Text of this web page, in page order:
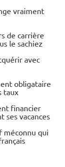
vraiment
de carrière
le sachiez
avec
obligataire
taux
financier
ses vacances
méconnu qui